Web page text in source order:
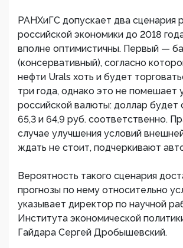
РАНХиГС допускает два сценария
российской экономики до 2018
вполне оптимистичны. Первый —
(консервативный), согласно
нефти Urals хоть и будет
три года, однако это не помешает
российской валюты: доллар будет
65,3 и 64,9 руб. соответственно.
случае улучшения условий
ждать не стоит, подчеркивают
Вероятность такого сценария
прогнозы по нему относительно
указывает директор по научной
Института экономической
Гайдара Сергей Дробышевский.